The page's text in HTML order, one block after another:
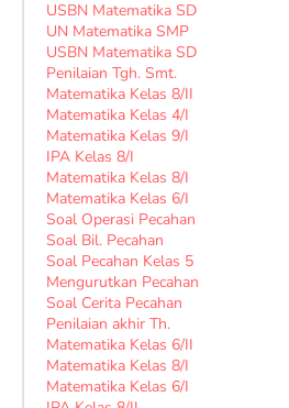
USBN Matematika SD
UN Matematika SMP
USBN Matematika SD
Penilaian Tgh. Smt.
Matematika Kelas 8/II
Matematika Kelas 4/I
Matematika Kelas 9/I
IPA Kelas 8/I
Matematika Kelas 8/I
Matematika Kelas 6/I
Soal Operasi Pecahan
Soal Bil. Pecahan
Soal Pecahan Kelas 5
Mengurutkan Pecahan
Soal Cerita Pecahan
Penilaian akhir Th.
Matematika Kelas 6/II
Matematika Kelas 8/I
Matematika Kelas 6/I